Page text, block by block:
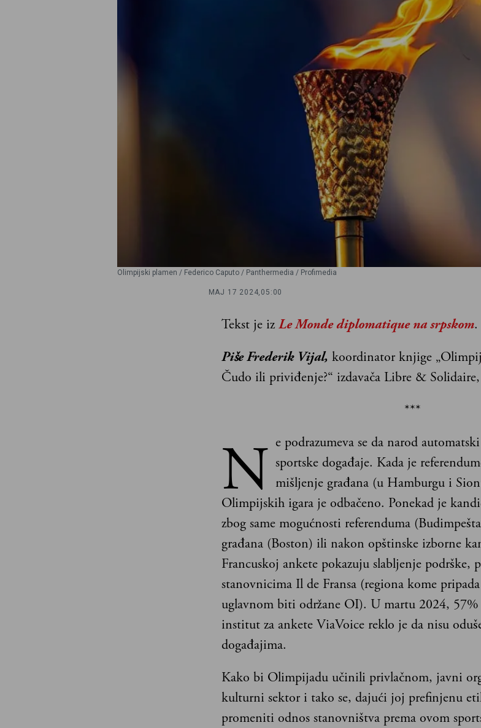
Olimpijski plamen / Federico Caputo / Panthermedia / Profimedia
MAJ 17 2024, 05:00
Tekst je iz Le Monde diplomatique na srpskom.
Piše Frederik Vijal, koordinator knjige
Čudo ili priviđenje?“ izdavača Libre &
***
N e podrazumeva se da narod
sportske događaje. Kada je
mišljenje građana (u Hamburgu i
Olimpijskih igara je odbačeno. Ponekad je
zbog same mogućnosti referenduma
građana (Boston) ili nakon opštinske izborne
Francuskoj ankete pokazuju slabljenje podrške,
stanovnicima Il de Fransa (regiona kome
uglavnom biti održane OI). U martu 2024,
institut za ankete ViaVoice reklo je da nisu
događajima.
Kako bi Olimpijadu učinili privlačnom, javni
kulturni sektor i tako se, dajući joj prefinjenu
promeniti odnos stanovništva prema ovom